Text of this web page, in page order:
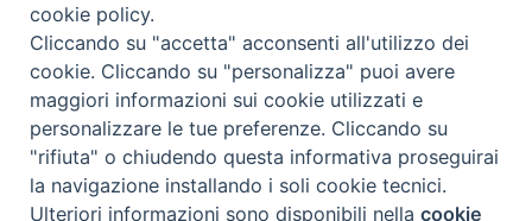
CONTATTI
Piazza Arcivescovado, 1 48121- Ravenna
tel 0544.541655
curia@diocesiravennacervia.it
Per segnalazioni tecniche e aggiornamenti:
Preferenze Cookie
cookie policy.
Cliccando su "accetta" acconsenti all'utilizzo dei
cookie. Cliccando su "personalizza" puoi avere
maggiori informazioni sui cookie utilizzati e
personalizzare le tue preferenze. Cliccando su
"rifiuta" o chiudendo questa informativa proseguirai
la navigazione installando i soli cookie tecnici.
Ulteriori informazioni sono disponibili nellacookie